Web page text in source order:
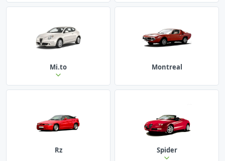
Mi.to Montreal
Rz Spider